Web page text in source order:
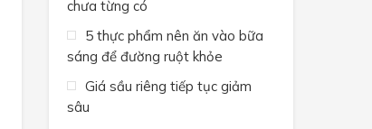
chưa từng có
5 thực phẩm nên ăn vào bữa
sáng để đường ruột khỏe
Giá sầu riêng tiếp tục giảm
sâu